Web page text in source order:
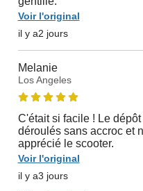
Voir l'original
il y a2 jours
Melanie
Los Angeles
C'était si facile ! Le
déroulés sans accroc et
apprécié le scooter.
Voir l'original
il y a3 jours